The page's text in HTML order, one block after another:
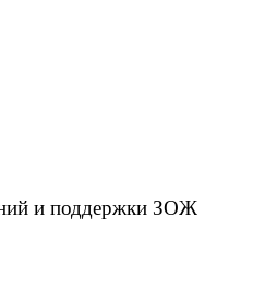
и поддержки ЗОЖ